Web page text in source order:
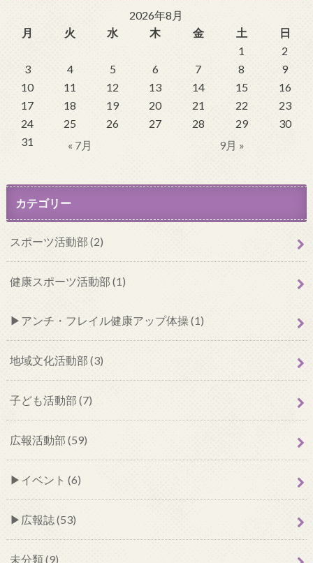
2026年8月
月
火 水 木 金 土
日
1
2
3
4 5 6 7 8
9
10
11 12 13 14 15
16
17
18 19 20 21 22
23
24
25 26 27 28 29
30
31
« 7月 9月 »
カテゴリー
スポーツ活動部 (2)
健康スポーツ活動部 (1)
アンチ・フレイル健康アップ体操 (1)
地域文化活動部 (3)
子ども活動部 (7)
広報活動部 (59)
イベント (6)
広報誌 (53)
未分類 (9)